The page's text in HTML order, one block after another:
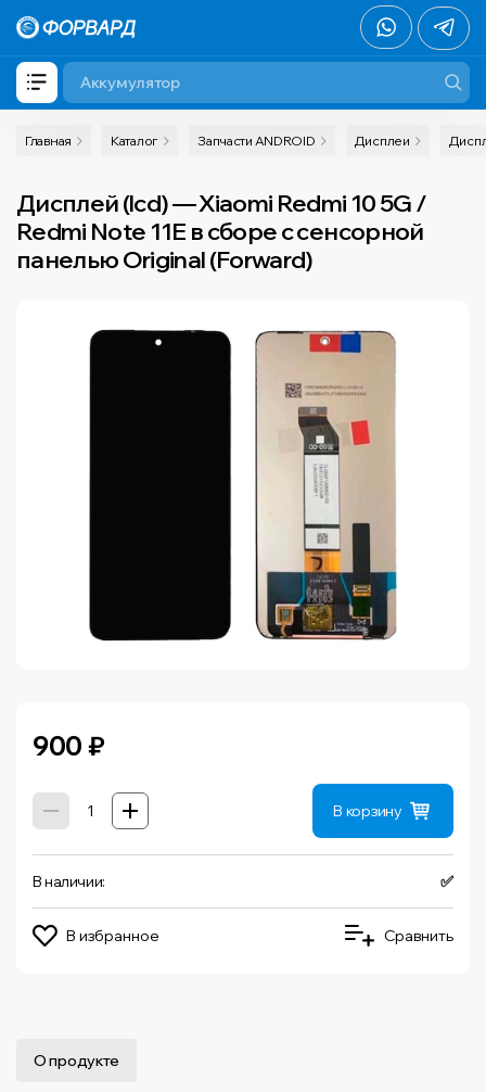
Главная Каталог Запчасти ANDROID Дисплеи
Дисплей (lcd) — Xiaomi Redmi 10 5G /
Redmi Note 11E в сборе с сенсорной
панелью Original (Forward)
900 ₽
В корзину
В наличии: ✅
В избранное Сравнить
О продукте